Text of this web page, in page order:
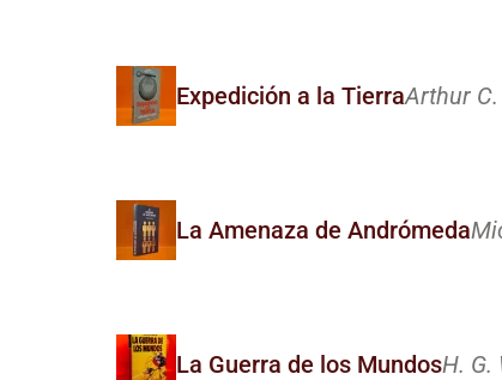
Expedición a la TierraArthur
La Amenaza de Andrómeda
La Guerra de los MundosH. G.